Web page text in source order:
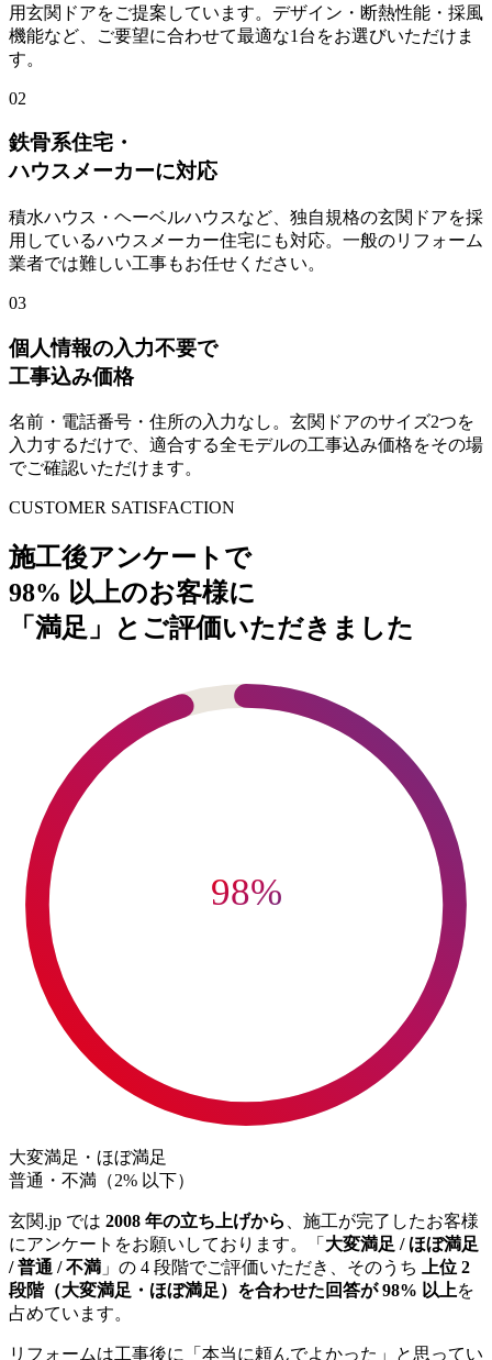
用玄関ドアをご提案しています。デザイン・断熱性能・採風
機能など、ご要望に合わせて最適な1台をお選びいただけま
す。
02
鉄骨系住宅・
ハウスメーカーに対応
積水ハウス・ヘーベルハウスなど、独自規格の玄関ドアを採
用しているハウスメーカー住宅にも対応。一般のリフォーム
業者では難しい工事もお任せください。
03
個人情報の入力不要で
工事込み価格
名前・電話番号・住所の入力なし。玄関ドアのサイズ2つを
入力するだけで、適合する全モデルの工事込み価格をその場
でご確認いただけます。
CUSTOMER SATISFACTION
施工後アンケートで
98% 以上のお客様に
「満足」とご評価いただきました
98%
大変満足・ほぼ満足
普通・不満（2% 以下）
玄関.jp では 2008 年の立ち上げから
、施工が完了したお客様
にアンケートをお願いしております。「 大変満足 / ほぼ満足
/ 普通 / 不満 」の 4 段階でご評価いただき、そのうち
上位 2
段階（大変満足・ほぼ満足）を合わせた回答が 98% 以上を
占めています。
リフォームは工事後に「本当に頼んでよかった」と思ってい